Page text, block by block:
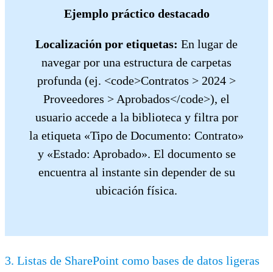
Ejemplo práctico destacado
Localización por etiquetas: En lugar de
navegar por una estructura de carpetas
profunda (ej. <code>Contratos > 2024 >
Proveedores > Aprobados</code>), el
usuario accede a la biblioteca y filtra por
la etiqueta «Tipo de Documento: Contrato»
y «Estado: Aprobado». El documento se
encuentra al instante sin depender de su
ubicación física.
3. Listas de SharePoint como bases de datos ligeras